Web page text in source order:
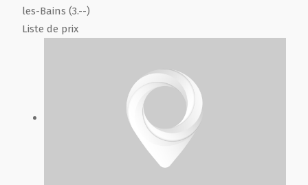
les-Bains (3.--)
Liste de prix